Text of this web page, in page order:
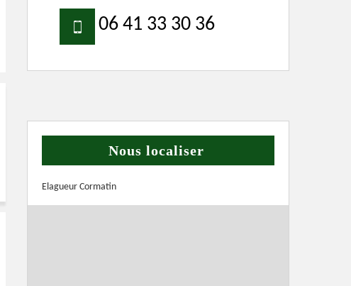
06 41 33 30 36
Nous localiser
Elagueur Cormatin